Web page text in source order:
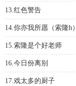
13.红色警告
14.你亦我所愿（索隆h）
15.索隆是个好老师
16.今日份离别
17.戏太多的厨子